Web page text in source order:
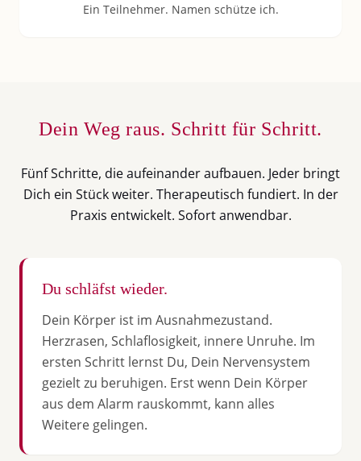
Ein Teilnehmer. Namen schütze ich.
Dein Weg raus. Schritt für Schritt.
Fünf Schritte, die aufeinander aufbauen. Jeder bringt
Dich ein Stück weiter. Therapeutisch fundiert. In der
Praxis entwickelt. Sofort anwendbar.
Du schläfst wieder.
Dein Körper ist im Ausnahmezustand.
Herzrasen, Schlaflosigkeit, innere Unruhe. Im
ersten Schritt lernst Du, Dein Nervensystem
gezielt zu beruhigen. Erst wenn Dein Körper
aus dem Alarm rauskommt, kann alles
Weitere gelingen.